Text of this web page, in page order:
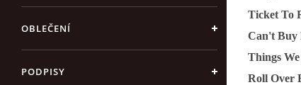
OBLEČENÍ
PODPISY
Ticket
Can't
Things
Roll Over